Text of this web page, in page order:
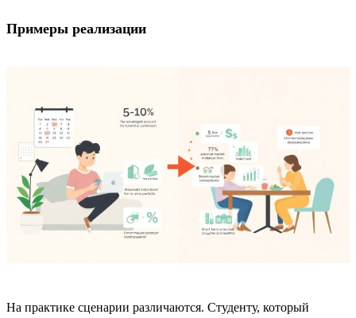
Примеры реализации
На практике сценарии различаются. Студенту, который